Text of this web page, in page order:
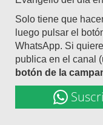
Solo tiene que
luego pulsar el
WhatsApp. Si
publica en el canal
botón de la